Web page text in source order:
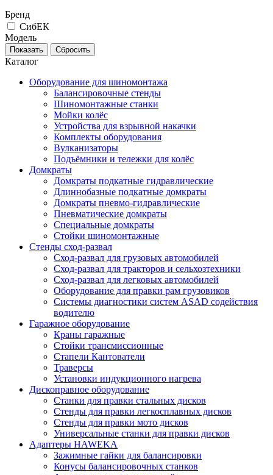
Бренд
СибЕК
Модель
Каталог
Оборудование для шиномонтажа
Балансировочные стенды
Шиномонтажные станки
Мойки колёс
Устройства для взрывной накачки
Комплекты оборудования
Вулканизаторы
Подъёмники и тележки для колёс
Домкраты
Домкраты подкатные гидравлические
Длиннобазные подкатные домкраты
Домкраты пневмо-гидравлические
Пневматические домкраты
Специальные домкраты
Стойки шиномонтажные
Стенды сход-развал
Сход-развал для грузовых автомобилей
Сход-развал для тракторов и сельхозтехники
Сход-развал для легковых автомобилей
Оборудование для правки рам грузовиков
Системы диагностики систем ASAD содействия
водителю
Гаражное оборудование
Краны гаражные
Стойки трансмиссионные
Стапели Кантователи
Траверсы
Установки индукционного нагрева
Дископравное оборудование
Станки для правки стальных дисков
Стенды для правки легкосплавных дисков
Стенды для правки мото дисков
Универсальные станки для правки дисков
Адаптеры HAWEKA
Зажимные гайки для балансировки
Конусы балансировочных станков